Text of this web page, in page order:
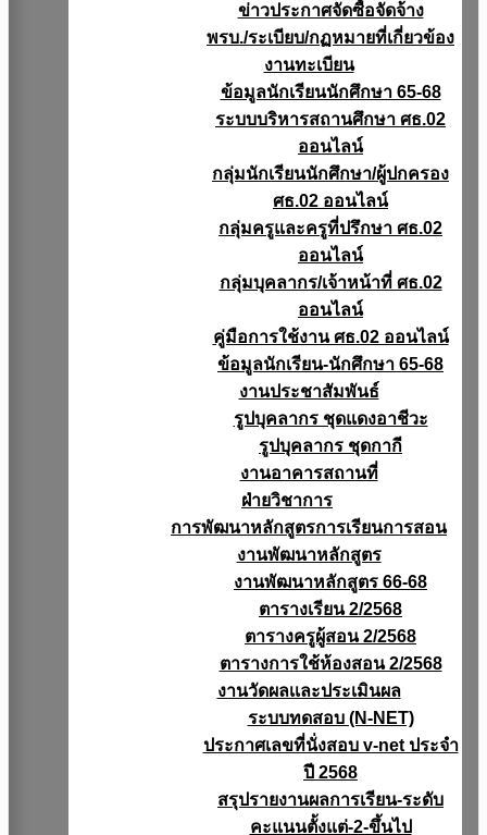
ข่าวประกาศจัดซื้อจัดจ้าง
พรบ./ระเบียบ/กฏหมายที่เกี่ยวข้อง
งานทะเบียน
ข้อมูลนักเรียนนักศึกษา 65-68
ระบบบริหารสถานศึกษา ศธ.02
ออนไลน์
กลุ่มนักเรียนนักศึกษา/ผู้ปกครอง
ศธ.02 ออนไลน์
กลุ่มครูและครูที่ปรึกษา ศธ.02
ออนไลน์
กลุ่มบุคลากร/เจ้าหน้าที่ ศธ.02
ออนไลน์
คู่มือการใช้งาน ศธ.02 ออนไลน์
ข้อมูลนักเรียน-นักศึกษา 65-68
งานประชาสัมพันธ์
รูปบุคลากร ชุดแดงอาชีวะ
รูปบุคลากร ชุดกากี
งานอาคารสถานที่
ฝ่ายวิชาการ
การพัฒนาหลักสูตรการเรียนการสอน
งานพัฒนาหลักสูตร
งานพัฒนาหลักสูตร 66-68
ตารางเรียน 2/2568
ตารางครูผู้สอน 2/2568
ตารางการใช้ห้องสอน 2/2568
งานวัดผลเเละประเมินผล
ระบบทดสอบ (N-NET)
ประกาศเลขที่นั่งสอบ v-net ประจำ
ปี 2568
สรุปรายงานผลการเรียน-ระดับ
คะแนนตั้งแต่-2-ขึ้นไป